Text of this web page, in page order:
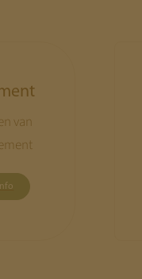
van